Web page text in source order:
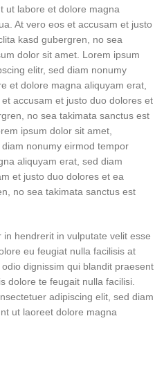
ut labore et dolore magna
At vero eos et accusam et justo
kasd gubergren, no sea
dolor sit amet. Lorem ipsum
elitr, sed diam nonumy
et dolore magna aliquyam erat,
accusam et justo duo dolores et
no sea takimata sanctus est
ipsum dolor sit amet,
nonumy eirmod tempor
aliquyam erat, sed diam
et justo duo dolores et ea
no sea takimata sanctus est
hendrerit in vulputate velit esse
eu feugiat nulla facilisis at
dignissim qui blandit praesent
dolore te feugait nulla facilisi.
adipiscing elit, sed diam
ut laoreet dolore magna